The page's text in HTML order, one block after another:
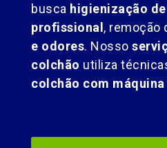
busca higienização
profissional, remoção
e odores. Nosso
colchão utiliza
colchão com